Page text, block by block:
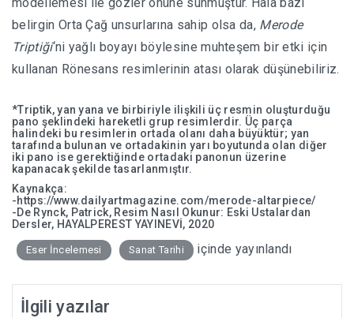
modellemesi ile gözler önüne sunmuştur. Hâlâ bazı
belirgin Orta Çağ unsurlarına sahip olsa da, Merode
Triptiği‘ni yağlı boyayı böylesine muhteşem bir etki için
kullanan Rönesans resimlerinin atası olarak düşünebiliriz.
*Triptik, yan yana ve birbiriyle ilişkili üç resmin oluşturduğu
pano şeklindeki hareketli grup resimlerdir. Üç parça
halindeki bu resimlerin ortada olanı daha büyüktür; yan
tarafında bulunan ve ortadakinin yarı boyutunda olan diğer
iki pano ise gerektiğinde ortadaki panonun üzerine
kapanacak şekilde tasarlanmıştır.
Kaynakça:
-https://www.dailyartmagazine.com/merode-altarpiece/
-De Rynck, Patrick, Resim Nasıl Okunur: Eski Ustalardan
Dersler, HAYALPEREST YAYINEVİ, 2020
Eser İncelemesi Sanat Tarihi içinde yayınlandı
İlgili yazılar